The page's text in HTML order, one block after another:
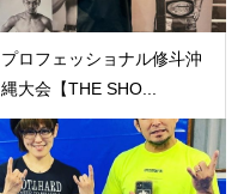
プロフェッショナル修斗沖
縄大会【THE SHO...